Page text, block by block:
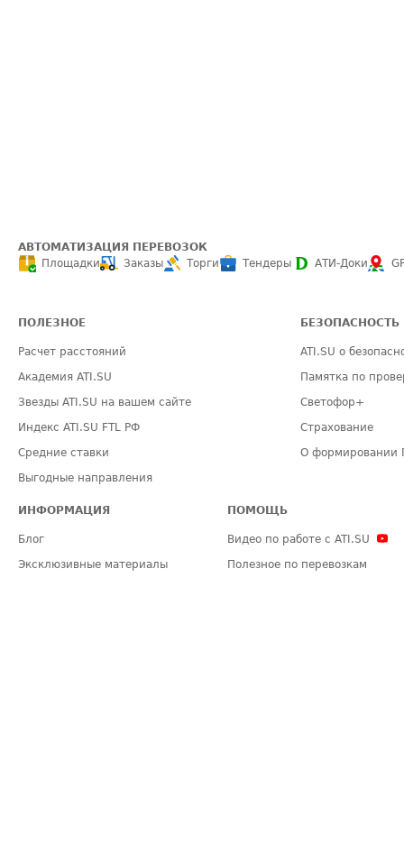
АВТОМАТИЗАЦИЯ ПЕРЕВОЗОК
Площадки
Заказы Торги Тендеры АТИ-Доки
ПОЛЕЗНОЕ
Расчет расстояний
Академия ATI.SU
Звезды ATI.SU на вашем сайте
Индекс ATI.SU FTL РФ
Средние ставки
Выгодные направления
БЕЗОПАСНОСТЬ
ATI.SU о
Памятка по
Светофор+
Страхование
О формировании
ИНФОРМАЦИЯ
Блог
Эксклюзивные материалы
ПОМОЩЬ
Видео по работе с ATI.SU
Полезное по перевозкам